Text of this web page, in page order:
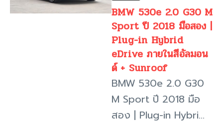
BMW 530e 2.0 G30 M
Sport ปี 2018 มือสอง |
Plug-in Hybrid
eDrive ภายในสีอัลมอน
ด์ + Sunroof
BMW 530e 2.0 G30
M Sport ปี 2018 มือ
สอง | Plug-in Hybri...